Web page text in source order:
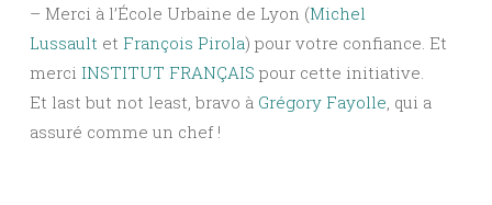
– Merci à l’École Urbaine de Lyon (Michel
Lussault et François Pirola) pour votre confiance. Et
merci INSTITUT FRANÇAIS pour cette initiative.
Et last but not least, bravo à Grégory Fayolle , qui a
assuré comme un chef !